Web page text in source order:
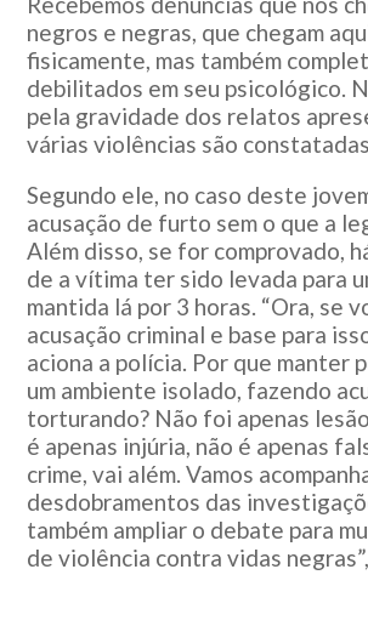
negros e negras, que chegam
fisicamente, mas também
debilitados em seu psicológico.
pela gravidade dos relatos
várias violências são
Segundo ele, no caso deste
acusação de furto sem o que a
Além disso, se for comprovado,
de a vítima ter sido levada para
mantida lá por 3 horas. “Ora, se
acusação criminal e base para
aciona a polícia. Por que manter
um ambiente isolado, fazendo
torturando? Não foi apenas
é apenas injúria, não é apenas
crime, vai além. Vamos
desdobramentos das
também ampliar o debate para
de violência contra vidas